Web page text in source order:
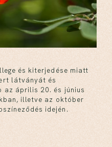
és kiterjedése miatt
látványát és
az április 20. és június
illetve az október
idején.